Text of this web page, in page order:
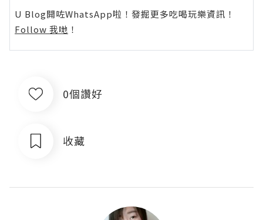
U Blog開咗WhatsApp啦！發掘更多吃喝玩樂資訊！
Follow 我哋 ！
0個讚好
收藏